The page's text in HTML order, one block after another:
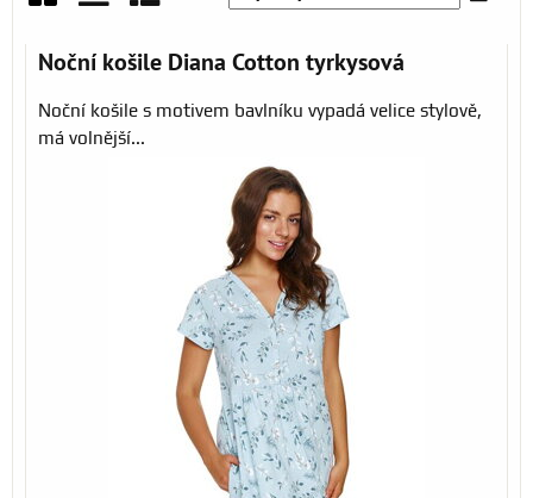
Mřížka
Noční košile Diana Cotton tyrkysová
Noční košile s motivem bavlníku vypadá velice stylově,
má volnější...